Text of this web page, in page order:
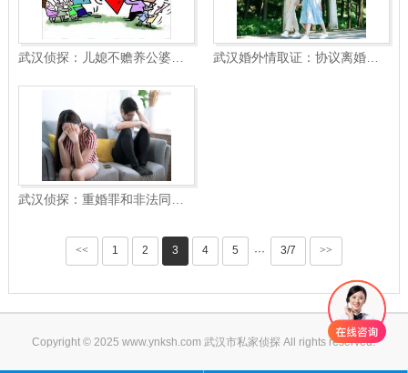
武汉侦探：儿媳不赡养公婆可以起诉离婚吗 武汉婚外情取证：协议离婚的成本多少
<< 1 2 3 4 5 ··· 3/7 >>
Copyright © 2025 www.ynksh.com 武汉市私家侦探 All rights reserved.